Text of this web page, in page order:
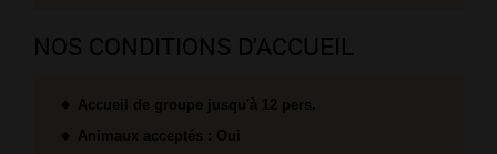
NOS CONDITIONS D'ACCUEIL
Accueil de groupe jusqu'à 12 pers.
Animaux acceptés : Oui